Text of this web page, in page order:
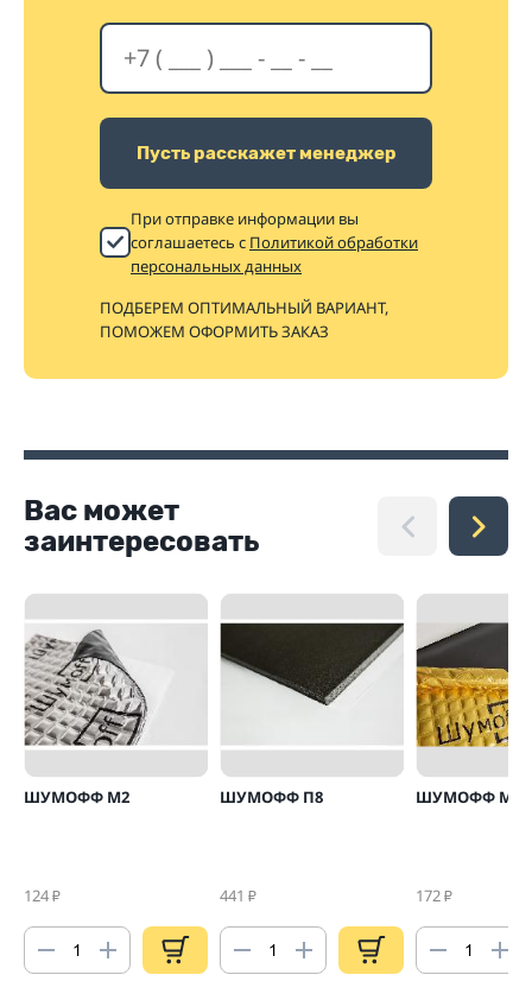
Пусть расскажет менеджер
При отправке информации вы
соглашаетесь с Политикой обработки
персональных данных
ПОДБЕРЕМ ОПТИМАЛЬНЫЙ ВАРИАНТ,
ПОМОЖЕМ ОФОРМИТЬ ЗАКАЗ
Вас может
заинтересовать
ШУМОФФ М2
124 ₽
ШУМОФФ П8
441 ₽
ШУМОФФ М4
172 ₽